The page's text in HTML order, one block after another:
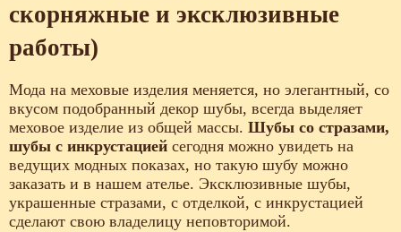
скорняжные и эксклюзивные
работы)
Мода на меховые изделия меняется, но элегантный, со
вкусом подобранный декор шубы, всегда выделяет
меховое изделие из общей массы. Шубы со стразами,
шубы с инкрустацией сегодня можно увидеть на
ведущих модных показах, но такую шубу можно
заказать и в нашем ателье. Эксклюзивные шубы,
украшенные стразами, с отделкой, с инкрустацией
сделают свою владелицу неповторимой.